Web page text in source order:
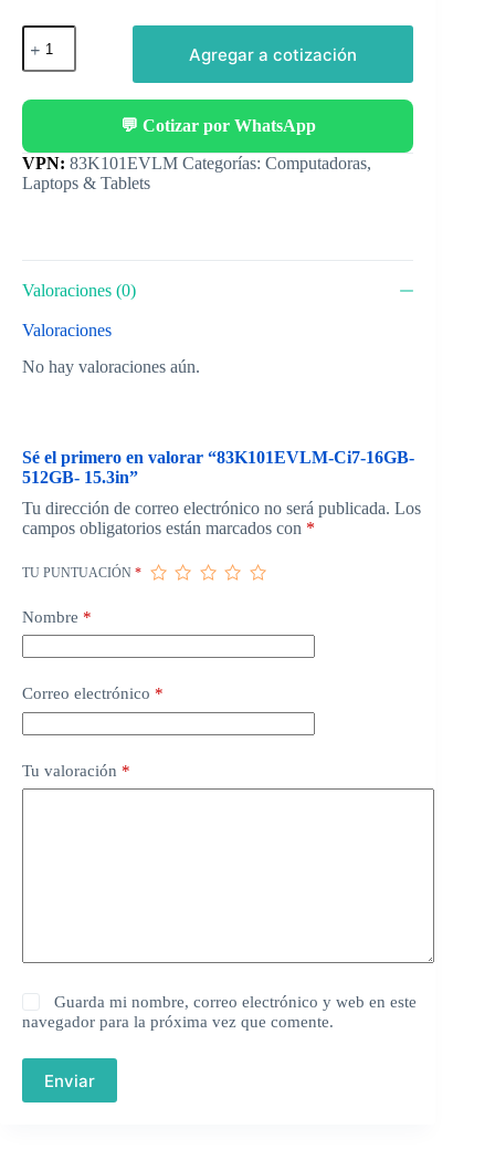
Agregar a cotización
💬 Cotizar por WhatsApp
Categorías: Computadoras,
Laptops & Tablets
Valoraciones (0)
Valoraciones
No hay valoraciones aún.
Sé el primero en valorar “83K101EVLM-Ci7-16GB-
512GB- 15.3in”
Tu dirección de correo electrónico no será publicada. Los
campos obligatorios están marcados con *
TU PUNTUACIÓN *
Nombre *
Correo electrónico *
Tu valoración *
Guarda mi nombre, correo electrónico y web en este
navegador para la próxima vez que comente.
Enviar